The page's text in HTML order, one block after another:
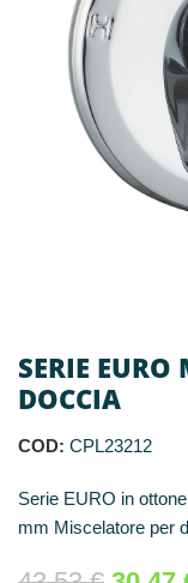
SERIE
DOCCIA
COD: CPL23212
Serie EURO in
mm Miscelatore per